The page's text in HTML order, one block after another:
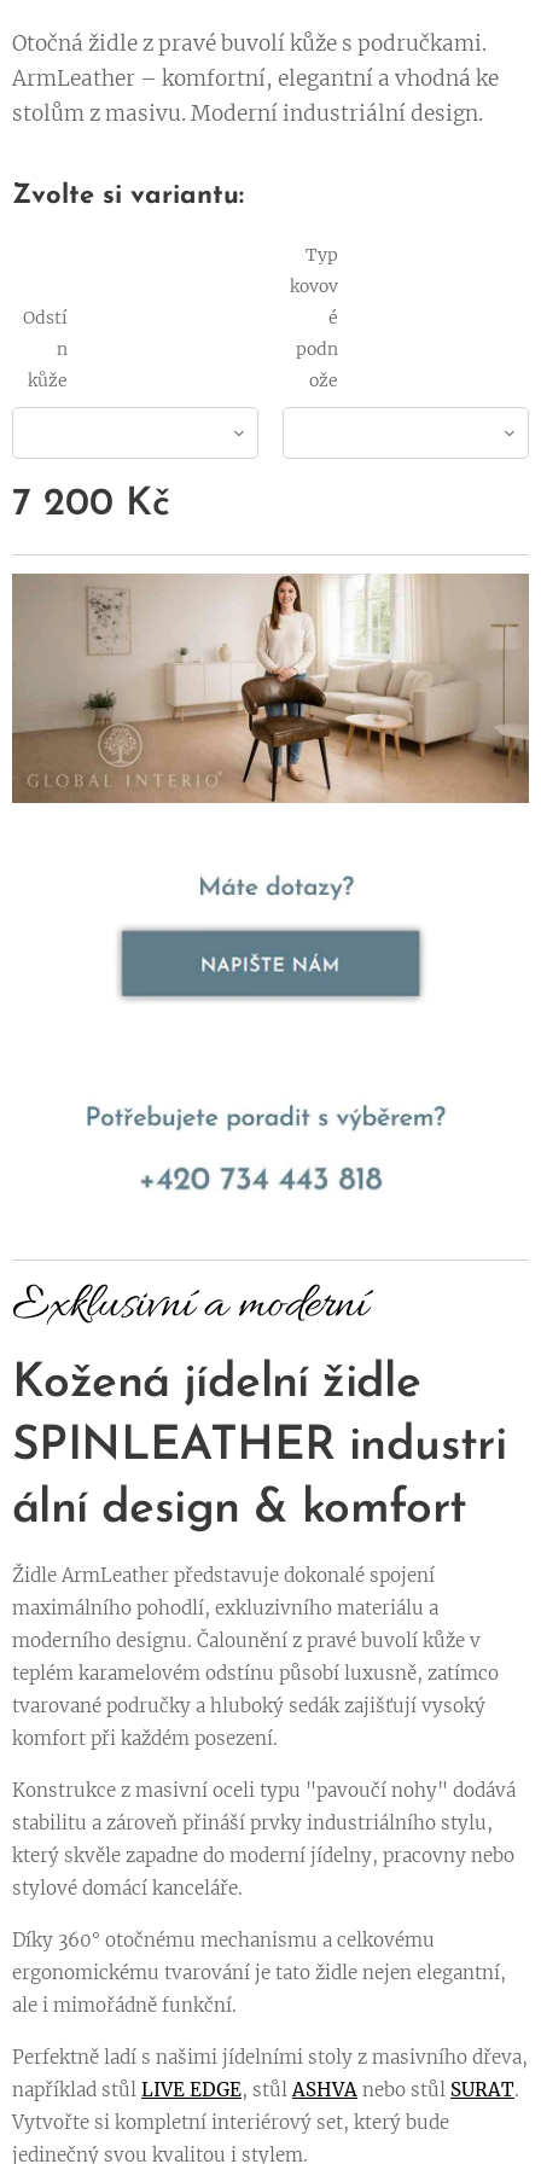
Otočná židle z pravé buvolí kůže s područkami.
ArmLeather – komfortní, elegantní a vhodná ke
stolům z masivu. Moderní industriální design.
Zvolte si variantu:
Odstí
n
kůže
Typ
kovov
é
podn
ože
7 200 Kč
Exklusivní a moderní
Kožená jídelní židle
SPINLEATHER industri
ální design & komfort
Židle ArmLeather představuje dokonalé spojení
maximálního pohodlí, exkluzivního materiálu a
moderního designu. Čalounění z pravé buvolí kůže v
teplém karamelovém odstínu působí luxusně, zatímco
tvarované područky a hluboký sedák zajišťují vysoký
komfort při každém posezení.
Konstrukce z masivní oceli typu "pavoučí nohy" dodává
stabilitu a zároveň přináší prvky industriálního stylu,
který skvěle zapadne do moderní jídelny, pracovny nebo
stylové domácí kanceláře.
Díky 360° otočnému mechanismu a celkovému
ergonomickému tvarování je tato židle nejen elegantní,
ale i mimořádně funkční.
Perfektně ladí s našimi jídelními stoly z masivního dřeva,
například stůl LIVE EDGE, stůlASHVA nebo stůl SURAT.
Vytvořte si kompletní interiérový set, který bude
jedinečný svou kvalitou i stylem.